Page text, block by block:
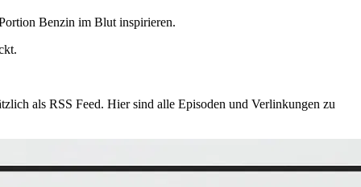
Benzin im Blut inspirieren.
als RSS Feed. Hier sind alle Episoden und Verlinkungen zu